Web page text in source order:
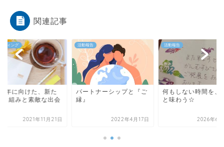
関連記事
ティング
年に向けた、新た
り組みと素敵な出会
2021年11月21日
活動報告
パートナーシップと『ご
縁』
2022年4月17日
活動報告
何もしない時間を、
と味わう☆
2026年6